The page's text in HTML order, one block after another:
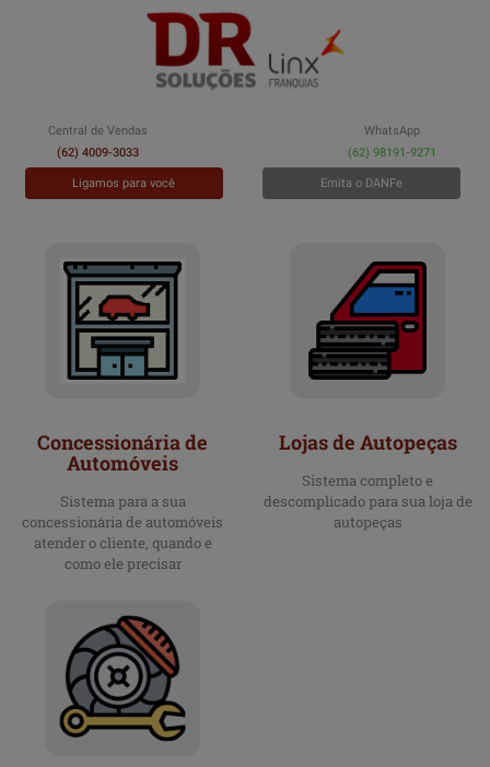
Central de Vendas
(62) 4009-3033
WhatsApp
(62) 98191-9271
Ligamos para você Emita o DANFe
Concessionária de
Automóveis
Sistema para a sua
concessionária de automóveis
atender o cliente, quando e
como ele precisar
Lojas de Autopeças
Sistema completo e
descomplicado para sua loja de
autopeças